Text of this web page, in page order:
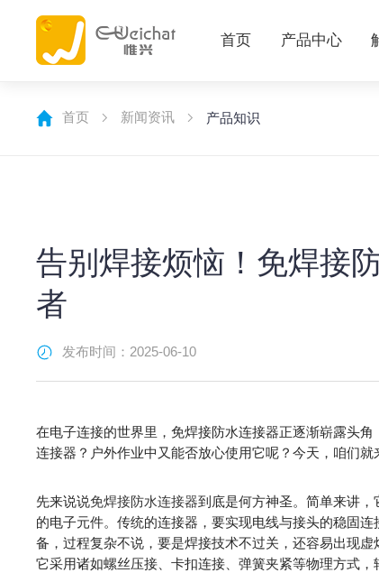
首页 产品中心
首页 新闻资讯 产品知识
告别焊接烦恼！免焊接
者
发布时间：2025-06-10
在电子连接的世界里，免焊接防水连接器正逐渐崭露头
连接器？户外作业中又能否放心使用它呢？今天，咱们就
先来说说免焊接防水连接器到底是何方神圣。简单来讲
的电子元件。传统的连接器，要实现电线与接头的稳固
备，过程复杂不说，要是焊接技术不过关，还容易出现
它采用诸如螺丝压接、卡扣连接、弹簧夹紧等物理方式